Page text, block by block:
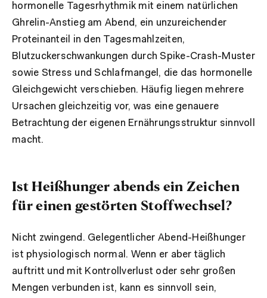
hormonelle Tagesrhythmik mit einem natürlichen
Ghrelin-Anstieg am Abend, ein unzureichender
Proteinanteil in den Tagesmahlzeiten,
Blutzuckerschwankungen durch Spike-Crash-Muster
sowie Stress und Schlafmangel, die das hormonelle
Gleichgewicht verschieben. Häufig liegen mehrere
Ursachen gleichzeitig vor, was eine genauere
Betrachtung der eigenen Ernährungsstruktur sinnvoll
macht.
Ist Heißhunger abends ein Zeichen
für einen gestörten Stoffwechsel?
Nicht zwingend. Gelegentlicher Abend-Heißhunger
ist physiologisch normal. Wenn er aber täglich
auftritt und mit Kontrollverlust oder sehr großen
Mengen verbunden ist, kann es sinnvoll sein,